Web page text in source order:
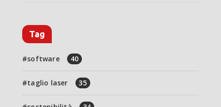
Tag
software 40
taglio laser 35